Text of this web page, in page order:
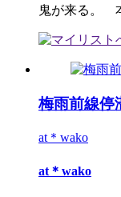
鬼が来る。
梅雨前線停
at＊wako
at＊wako